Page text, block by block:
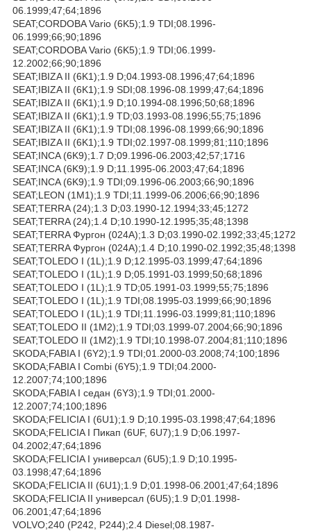
06.1999;47;64;1896
SEAT;CORDOBA Vario (6K5);1.9 TDI;08.1996-
06.1999;66;90;1896
SEAT;CORDOBA Vario (6K5);1.9 TDI;06.1999-
12.2002;66;90;1896
SEAT;IBIZA II (6K1);1.9 D;04.1993-08.1996;47;64;1896
SEAT;IBIZA II (6K1);1.9 SDI;08.1996-08.1999;47;64;1896
SEAT;IBIZA II (6K1);1.9 D;10.1994-08.1996;50;68;1896
SEAT;IBIZA II (6K1);1.9 TD;03.1993-08.1996;55;75;1896
SEAT;IBIZA II (6K1);1.9 TDI;08.1996-08.1999;66;90;1896
SEAT;IBIZA II (6K1);1.9 TDI;02.1997-08.1999;81;110;1896
SEAT;INCA (6K9);1.7 D;09.1996-06.2003;42;57;1716
SEAT;INCA (6K9);1.9 D;11.1995-06.2003;47;64;1896
SEAT;INCA (6K9);1.9 TDI;09.1996-06.2003;66;90;1896
SEAT;LEON (1M1);1.9 TDI;11.1999-06.2006;66;90;1896
SEAT;TERRA (24);1.3 D;03.1990-12.1994;33;45;1272
SEAT;TERRA (24);1.4 D;10.1990-12.1995;35;48;1398
SEAT;TERRA Фургон (024A);1.3 D;03.1990-02.1992;33;45;1272
SEAT;TERRA Фургон (024A);1.4 D;10.1990-02.1992;35;48;1398
SEAT;TOLEDO I (1L);1.9 D;12.1995-03.1999;47;64;1896
SEAT;TOLEDO I (1L);1.9 D;05.1991-03.1999;50;68;1896
SEAT;TOLEDO I (1L);1.9 TD;05.1991-03.1999;55;75;1896
SEAT;TOLEDO I (1L);1.9 TDI;08.1995-03.1999;66;90;1896
SEAT;TOLEDO I (1L);1.9 TDI;11.1996-03.1999;81;110;1896
SEAT;TOLEDO II (1M2);1.9 TDI;03.1999-07.2004;66;90;1896
SEAT;TOLEDO II (1M2);1.9 TDI;10.1998-07.2004;81;110;1896
SKODA;FABIA I (6Y2);1.9 TDI;01.2000-03.2008;74;100;1896
SKODA;FABIA I Combi (6Y5);1.9 TDI;04.2000-
12.2007;74;100;1896
SKODA;FABIA I седан (6Y3);1.9 TDI;01.2000-
12.2007;74;100;1896
SKODA;FELICIA I (6U1);1.9 D;10.1995-03.1998;47;64;1896
SKODA;FELICIA I Пикап (6UF, 6U7);1.9 D;06.1997-
04.2002;47;64;1896
SKODA;FELICIA I универсал (6U5);1.9 D;10.1995-
03.1998;47;64;1896
SKODA;FELICIA II (6U1);1.9 D;01.1998-06.2001;47;64;1896
SKODA;FELICIA II универсал (6U5);1.9 D;01.1998-
06.2001;47;64;1896
VOLVO;240 (P242, P244);2.4 Diesel;08.1987-